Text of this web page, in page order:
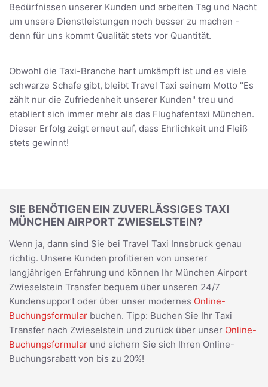
Bedürfnissen unserer Kunden und arbeiten Tag und Nacht
um unsere Dienstleistungen noch besser zu machen -
denn für uns kommt Qualität stets vor Quantität.
Obwohl die Taxi-Branche hart umkämpft ist und es viele
schwarze Schafe gibt, bleibt Travel Taxi seinem Motto "Es
zählt nur die Zufriedenheit unserer Kunden" treu und
etabliert sich immer mehr als das Flughafentaxi München.
Dieser Erfolg zeigt erneut auf, dass Ehrlichkeit und Fleiß
stets gewinnt!
SIE BENÖTIGEN EIN ZUVERLÄSSIGES TAXI
MÜNCHEN AIRPORT ZWIESELSTEIN?
Wenn ja, dann sind Sie bei Travel Taxi Innsbruck genau
richtig. Unsere Kunden profitieren von unserer
langjährigen Erfahrung und können Ihr München Airport
Zwieselstein Transfer bequem über unseren 24/7
Kundensupport oder über unser modernes Online-
Buchungsformular buchen. Tipp: Buchen Sie Ihr Taxi
Transfer nach Zwieselstein und zurück über unser Online-
Buchungsformular und sichern Sie sich Ihren Online-
Buchungsrabatt von bis zu 20%!